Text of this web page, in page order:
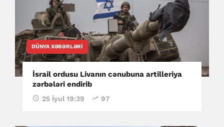
DÜNYA XƏBƏRLƏRI
İsrail ordusu Livanın cənubuna artilleriya
zərbələri endirib
25 İyul 19:39 97